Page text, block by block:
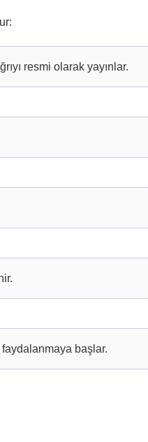
resmi olarak yayınlar.
faydalanmaya başlar.